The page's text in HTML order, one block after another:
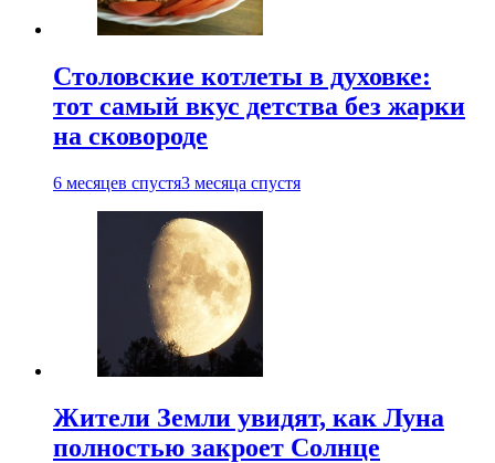
Столовские котлеты в духовке:
тот самый вкус детства без жарки
на сковороде
6 месяцев спустя3 месяца спустя
Жители Земли увидят, как Луна
полностью закроет Солнце